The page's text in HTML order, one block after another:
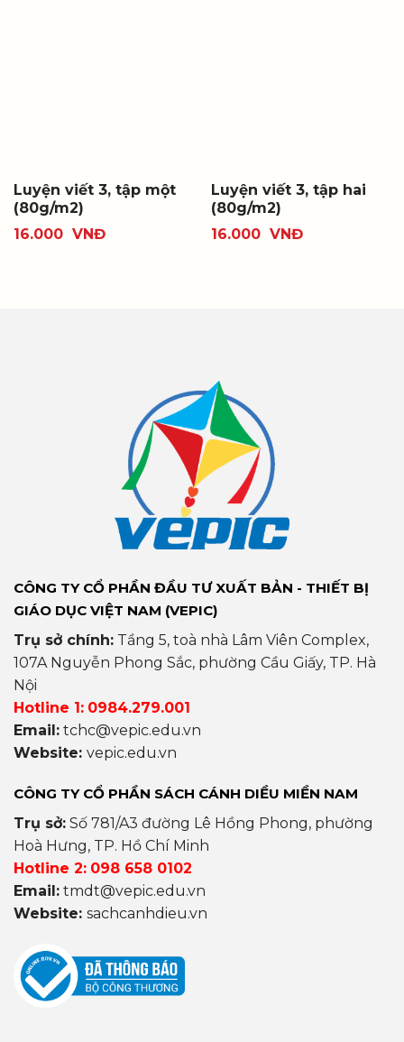
Luyện viết 3, tập một
(80g/m2)
16.000 VNĐ
Luyện viết 3, tập hai
(80g/m2)
16.000 VNĐ
CÔNG TY CỔ PHẦN ĐẦU TƯ XUẤT BẢN - THIẾT BỊ
GIÁO DỤC VIỆT NAM (VEPIC)
Trụ sở chính: Tầng 5, toà nhà Lâm Viên Complex,
107A Nguyễn Phong Sắc, phường Cầu Giấy, TP. Hà
Nội
Hotline 1: 0984.279.001
Email: tchc@vepic.edu.vn
Website: vepic.edu.vn
CÔNG TY CỔ PHẦN SÁCH CÁNH DIỀU MIỀN NAM
Trụ sở: Số 781/A3 đường Lê Hồng Phong, phường
Hoà Hưng, TP. Hồ Chí Minh
Hotline 2: 098 658 0102
Email: tmdt@vepic.edu.vn
Website: sachcanhdieu.vn